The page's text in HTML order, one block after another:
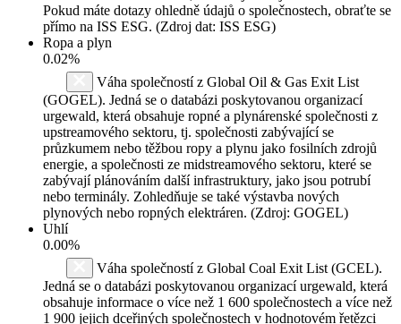
Pokud máte dotazy ohledně údajů o společnostech, obraťte se
přímo na ISS ESG. (Zdroj dat: ISS ESG)
Ropa a plyn
0.02%
Váha společností z Global Oil & Gas Exit List
(GOGEL). Jedná se o databázi poskytovanou organizací
urgewald, která obsahuje ropné a plynárenské společnosti z
upstreamového sektoru, tj. společnosti zabývající se
průzkumem nebo těžbou ropy a plynu jako fosilních zdrojů
energie, a společnosti ze midstreamového sektoru, které se
zabývají plánováním další infrastruktury, jako jsou potrubí
nebo terminály. Zohledňuje se také výstavba nových
plynových nebo ropných elektráren. (Zdroj: GOGEL)
Uhlí
0.00%
Váha společností z Global Coal Exit List (GCEL).
Jedná se o databázi poskytovanou organizací urgewald, která
obsahuje informace o více než 1 600 společnostech a více než
1 900 jejich dceřiných společnostech v hodnotovém řetězci